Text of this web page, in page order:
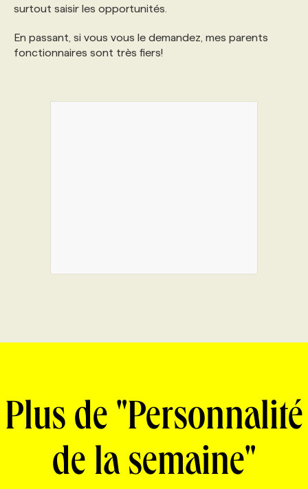
surtout saisir les opportunités.
En passant, si vous vous le demandez, mes parents
fonctionnaires sont très fiers!
Plus de "Personnalité
de la semaine"